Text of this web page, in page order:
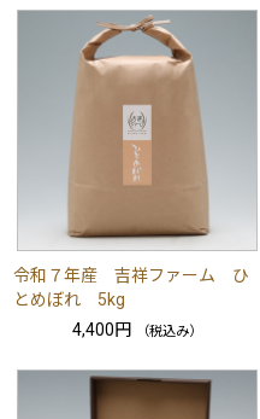
令和７年産 吉祥ファーム ひ
とめぼれ 5kg
4,400円
（税込み）